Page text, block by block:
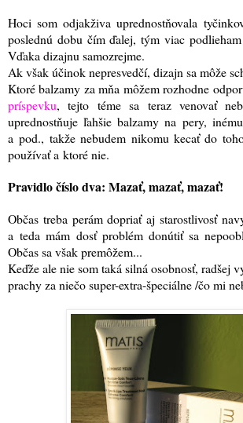
Hoci som odjakživa uprednostňovala
poslednú dobu čím ďalej, tým viac
Vďaka dizajnu samozrejme.
Ak však účinok nepresvedčí, dizajn sa môže
Ktoré balzamy za mňa môžem rozhodne
príspevku, tejto téme sa teraz venovať
uprednostňuje ľahšie balzamy na pery,
a pod., takže nebudem nikomu kecať do
používať a ktoré nie.
Pravidlo číslo dva: Mazať, mazať, mazať!
Občas treba perám dopriať aj starostlivosť
a teda mám dosť problém donútiť sa
Občas sa však premôžem...
Keďže ale nie som taká silná osobnosť, radšej
prachy za niečo super-extra-špeciálne /čo mi